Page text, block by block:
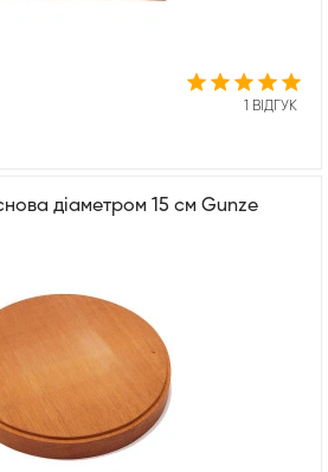
1 ВІДГУК
діаметром 15 см Gunze